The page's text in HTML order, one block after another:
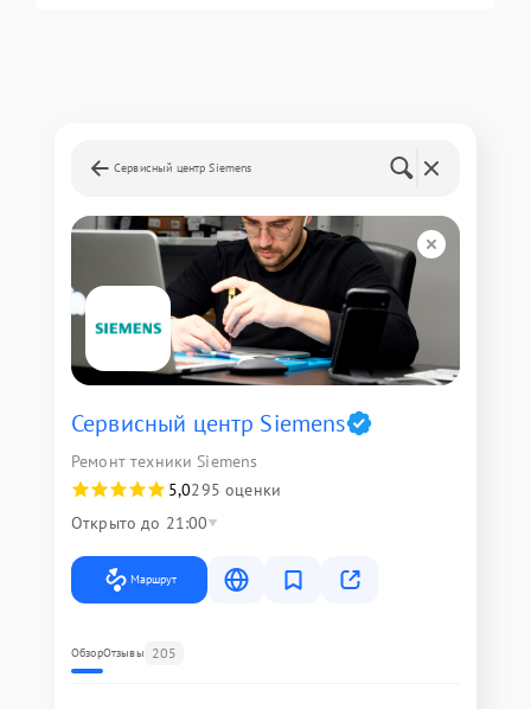
Сервисный центр Siemens
Сервисный центр Siemens
Ремонт техники Siemens
5,0295 оценки
Открыто до 21:00
Маршрут
ОбзорОтзывы 205